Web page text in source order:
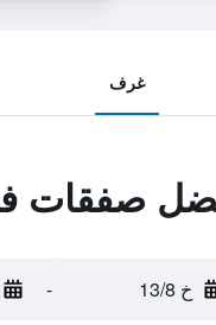
غرف
صفقات
خ 13/8 -